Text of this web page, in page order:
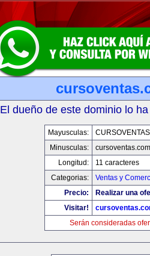
El dueño de este dominio lo
Mayusculas:
Minusculas:
cursoventas.com
Longitud:
11 caracteres
Categorias:
Ventas y
Precio:
Realizar una
Visitar!
Serán consideradas